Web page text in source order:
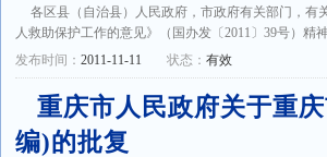
各区县（自治县）人民政府，市政府有关部门，
人救助保护工作的意见》（国办发〔2011〕39号）
发布时间：2011-11-11 状态：有效
重庆市人民政府关于重
编)的批复